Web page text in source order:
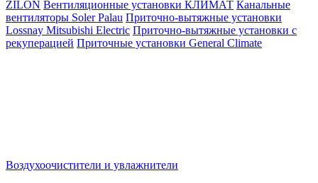
ZILON Вентиляционные установки КЛИМАТ Канальные
вентиляторы Soler Palau Приточно-вытяжные установки
Lossnay Mitsubishi Electric Приточно-вытяжные установки с
рекуперацией Приточные установки General Climate
Воздухоочистители и увлажнители